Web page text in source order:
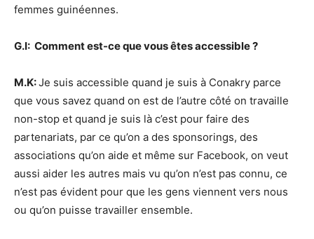
femmes guinéennes.
G.I: Comment est-ce que vous êtes accessible ?
M.K:Je suis accessible quand je suis à Conakry parce
que vous savez quand on est de l’autre côté on travaille
non-stop et quand je suis là c’est pour faire des
partenariats, par ce qu’on a des sponsorings, des
associations qu’on aide et même sur Facebook, on veut
aussi aider les autres mais vu qu’on n’est pas connu, ce
n’est pas évident pour que les gens viennent vers nous
ou qu’on puisse travailler ensemble.